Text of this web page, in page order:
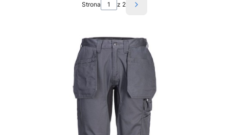
Strona z 2 Następne produkty